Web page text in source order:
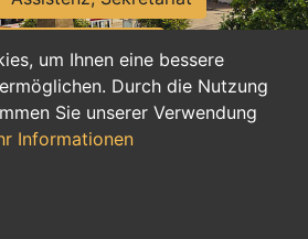
um Ihnen eine bessere
Durch die Nutzung
Sie unserer Verwendung
Informationen
und Nebenjobs
duale Ausbildung